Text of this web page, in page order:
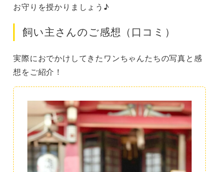
お守りを授かりましょう♪
飼い主さんのご感想（口コミ）
実際におでかけしてきたワンちゃんたちの写真と感
想をご紹介！